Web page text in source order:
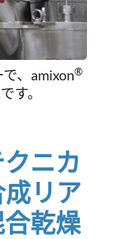
、amixon®
す。
ニカ
リア
乾燥